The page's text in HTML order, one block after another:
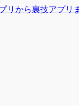
から裏技アプリ